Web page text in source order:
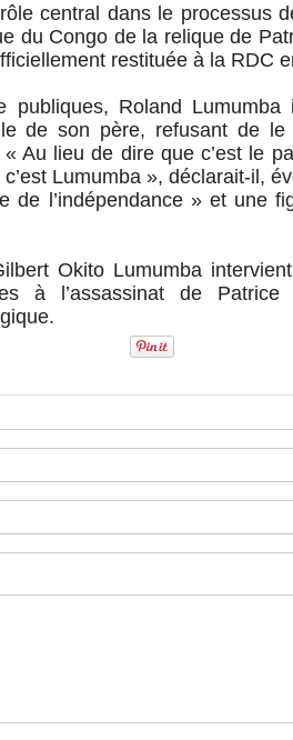
central dans le processus
du Congo de la relique de
restituée à la RDC
publiques, Roland Lumumba
de son père, refusant de
Au lieu de dire que c’est le
Lumumba », déclarait-il,
de l’indépendance » et une
Okito Lumumba
à l’assassinat de Patrice